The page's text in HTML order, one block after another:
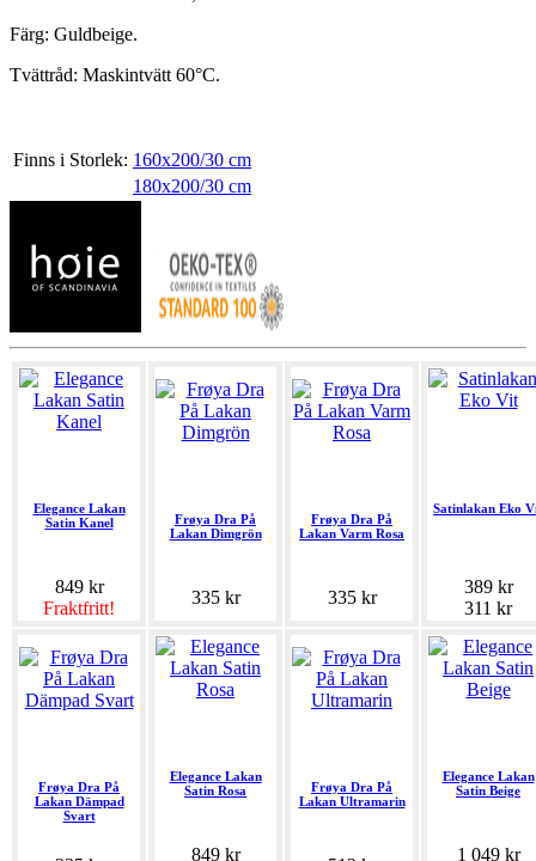
Färg: Guldbeige.
Tvättråd: Maskintvätt 60°C.
Finns i Storlek: 160x200/30 cm
180x200/30 cm
Elegance Lakan
Satin Kanel
849 kr
Fraktfritt!
Frøya Dra På
Lakan Dimgrön
335 kr
Frøya Dra På
Lakan Varm Rosa
335 kr
Satinlakan Eko
389 kr
311 kr
Frøya Dra På
Lakan Dämpad
Svart
Elegance Lakan
Satin Rosa
849 kr
Frøya Dra På
Lakan Ultramarin
Elegance Lakan
Satin Beige
1 049 kr